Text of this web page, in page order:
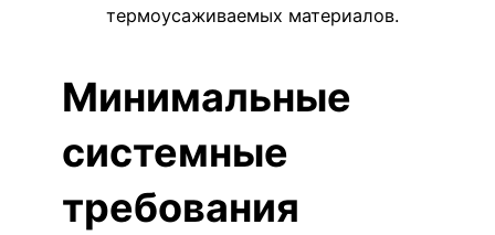
термоусаживаемых материалов.
Минимальные
системные
требования